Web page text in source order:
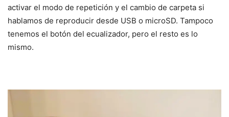
activar el modo de repetición y el cambio de carpeta si
hablamos de reproducir desde USB o microSD. Tampoco
tenemos el botón del ecualizador, pero el resto es lo
mismo.